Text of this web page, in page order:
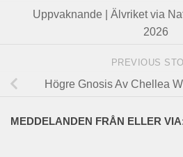
Uppvaknande | Älvriket via
2026
PREVIOUS
Högre Gnosis Av Chellea
MEDDELANDEN FRÅN ELLER